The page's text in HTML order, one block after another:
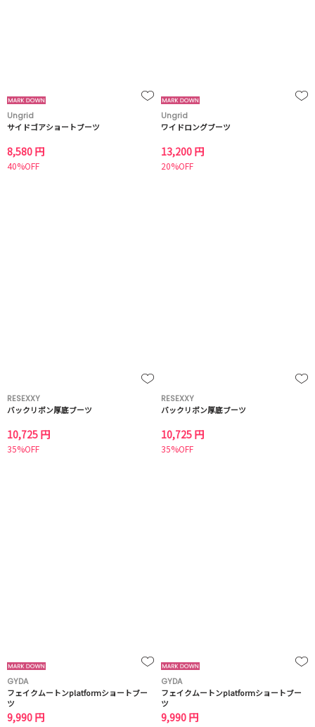
Ungrid
サイドゴアショートブーツ
8,580 円
40%OFF
Ungrid
ワイドロングブーツ
13,200 円
20%OFF
RESEXXY
バックリボン厚底ブーツ
10,725 円
35%OFF
RESEXXY
バックリボン厚底ブーツ
10,725 円
35%OFF
GYDA
フェイクムートンplatformショートブー
ツ
9,990 円
GYDA
フェイクムートンplatformショートブー
ツ
9,990 円